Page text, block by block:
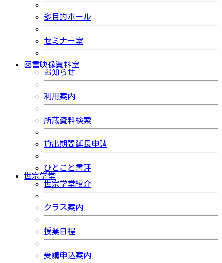
多目的ホール
セミナー室
図書映像資料室
お知らせ
利用案内
所蔵資料検索
貸出期間延長申請
ひとこと書評
世宗学堂
世宗学堂紹介
クラス案内
授業日程
受講申込案内